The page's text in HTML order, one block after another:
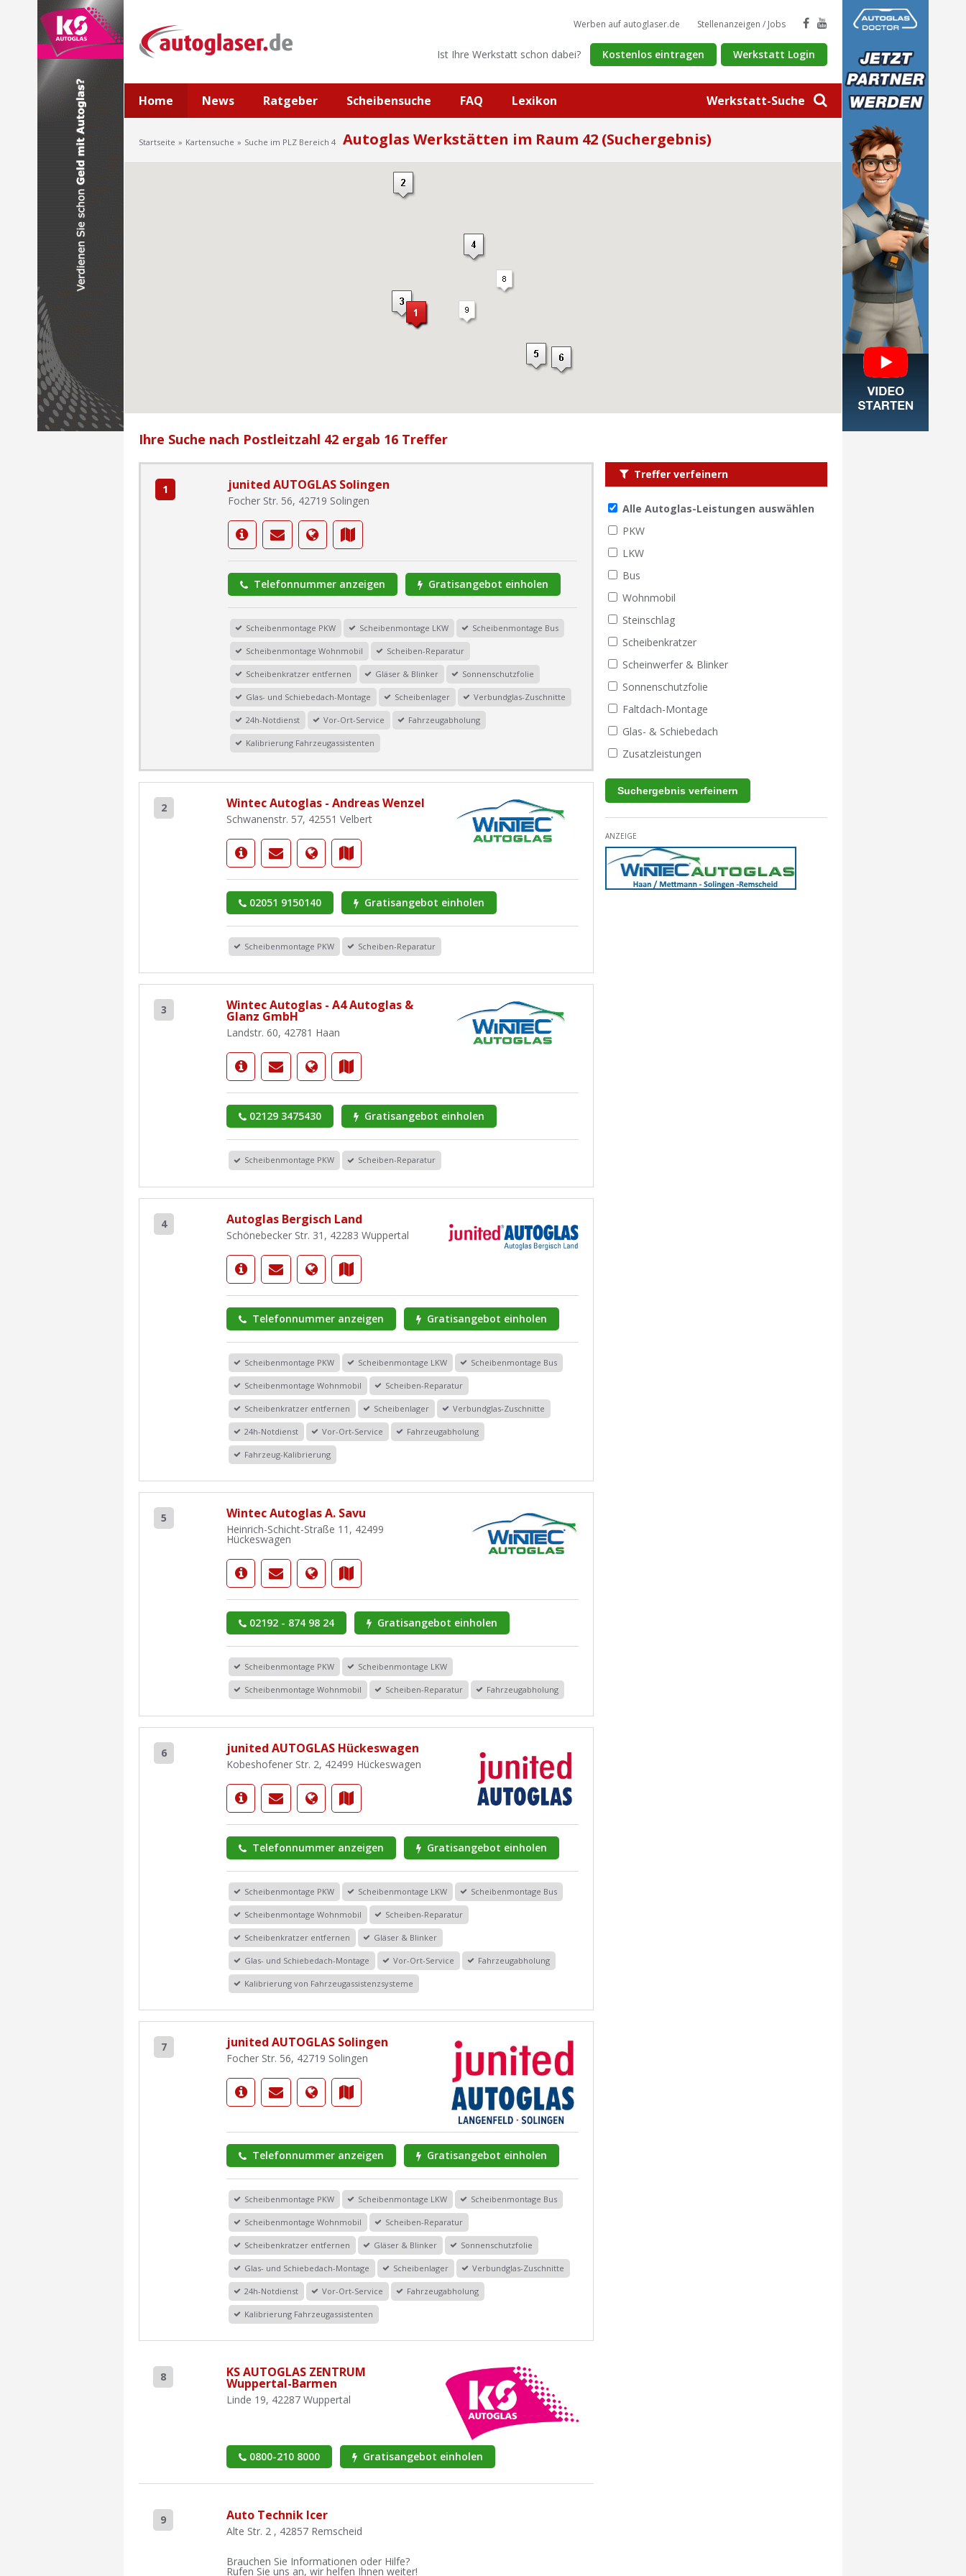
Werkstatt-Suche
Werben auf autoglaser.de Stellenanzeigen / Jobs
Ist Ihre Werkstatt schon dabei? Kostenlos eintragen Werkstatt Login
Home News Ratgeber Scheibensuche FAQ Lexikon
Startseite Kartensuche Suche im PLZ Bereich 4 Autoglas Werkstätten im Raum 42 (Suchergebnis)
Ihre Suche nach Postleitzahl 42 ergab 16 Treffer
1 junited AUTOGLAS Solingen
Focher Str. 56, 42719 Solingen
Telefonnummer anzeigen Gratisangebot einholen
Scheibenmontage PKW Scheibenmontage LKW Scheibenmontage Bus
Scheibenmontage Wohnmobil Scheiben-Reparatur
Scheibenkratzer entfernen Gläser & Blinker Sonnenschutzfolie
Glas- und Schiebedach-Montage Scheibenlager Verbundglas-Zuschnitte
24h-Notdienst Vor-Ort-Service Fahrzeugabholung
Kalibrierung Fahrzeugassistenten
2 Wintec Autoglas - Andreas Wenzel
Schwanenstr. 57, 42551 Velbert
02051 9150140 Gratisangebot einholen
Scheibenmontage PKW Scheiben-Reparatur
3 Wintec Autoglas - A4 Autoglas &
Glanz GmbH
Landstr. 60, 42781 Haan
02129 3475430 Gratisangebot einholen
Scheibenmontage PKW Scheiben-Reparatur
4 Autoglas Bergisch Land
Schönebecker Str. 31, 42283 Wuppertal
Telefonnummer anzeigen Gratisangebot einholen
Scheibenmontage PKW Scheibenmontage LKW Scheibenmontage Bus
Scheibenmontage Wohnmobil Scheiben-Reparatur
Scheibenkratzer entfernen Scheibenlager Verbundglas-Zuschnitte
24h-Notdienst Vor-Ort-Service Fahrzeugabholung
Fahrzeug-Kalibrierung
5 Wintec Autoglas A. Savu
Heinrich-Schicht-Straße 11, 42499
Hückeswagen
02192 - 874 98 24 Gratisangebot einholen
Scheibenmontage PKW Scheibenmontage LKW
Scheibenmontage Wohnmobil Scheiben-Reparatur Fahrzeugabholung
6 junited AUTOGLAS Hückeswagen
Kobeshofener Str. 2, 42499 Hückeswagen
Telefonnummer anzeigen Gratisangebot einholen
Scheibenmontage PKW Scheibenmontage LKW Scheibenmontage Bus
Scheibenmontage Wohnmobil Scheiben-Reparatur
Scheibenkratzer entfernen Gläser & Blinker
Glas- und Schiebedach-Montage Vor-Ort-Service Fahrzeugabholung
Kalibrierung von Fahrzeugassistenzsysteme
7 junited AUTOGLAS Solingen
Focher Str. 56, 42719 Solingen
Telefonnummer anzeigen Gratisangebot einholen
Scheibenmontage PKW Scheibenmontage LKW Scheibenmontage Bus
Scheibenmontage Wohnmobil Scheiben-Reparatur
Scheibenkratzer entfernen Gläser & Blinker Sonnenschutzfolie
Glas- und Schiebedach-Montage Scheibenlager Verbundglas-Zuschnitte
24h-Notdienst Vor-Ort-Service Fahrzeugabholung
Kalibrierung Fahrzeugassistenten
8 KS AUTOGLAS ZENTRUM
Wuppertal-Barmen
Linde 19, 42287 Wuppertal
0800-210 8000 Gratisangebot einholen
9 Auto Technik Icer
Alte Str. 2 , 42857 Remscheid
Brauchen Sie Informationen oder Hilfe?
Rufen Sie uns an, wir helfen Ihnen weiter!
Treffer verfeinern
Alle Autoglas-Leistungen auswählen
PKW
LKW
Bus
Wohnmobil
Steinschlag
Scheibenkratzer
Scheinwerfer & Blinker
Sonnenschutzfolie
Faltdach-Montage
Glas- & Schiebedach
Zusatzleistungen
ANZEIGE